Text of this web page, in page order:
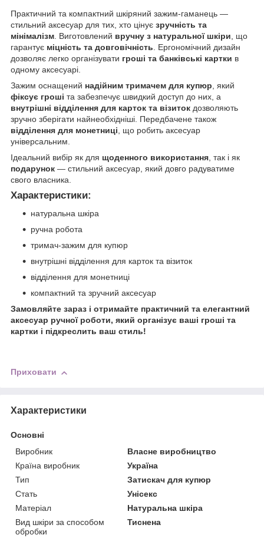
Практичний та компактний шкіряний зажим‑гаманець —
стильний аксесуар для тих, хто цінує зручність та
мінімалізм. Виготовлений вручну з натуральної шкіри, що
гарантує міцність та довговічність. Ергономічний дизайн
дозволяє легко організувати гроші та банківські картки в
одному аксесуарі.
Зажим оснащений надійним тримачем для купюр, який
фіксує гроші та забезпечує швидкий доступ до них, а
внутрішні відділення для карток та візиток дозволяють
зручно зберігати найнеобхідніші. Передбачене також
відділення для монетниці, що робить аксесуар
універсальним.
Ідеальний вибір як для щоденного використання, так і як
подарунок — стильний аксесуар, який довго радуватиме
свого власника.
Характеристики:
натуральна шкіра
ручна робота
тримач‑зажим для купюр
внутрішні відділення для карток та візиток
відділення для монетниці
компактний та зручний аксесуар
Замовляйте зараз і отримайте практичний та елегантний
аксесуар ручної роботи, який організує ваші гроші та
картки і підкреслить ваш стиль!
Приховати
Характеристики
Основні
Виробник
Власне виробництво
Країна виробник
Україна
Тип
Затискач для купюр
Стать
Унісекс
Матеріал
Натуральна шкіра
Вид шкіри за способом
обробки
Тиснена